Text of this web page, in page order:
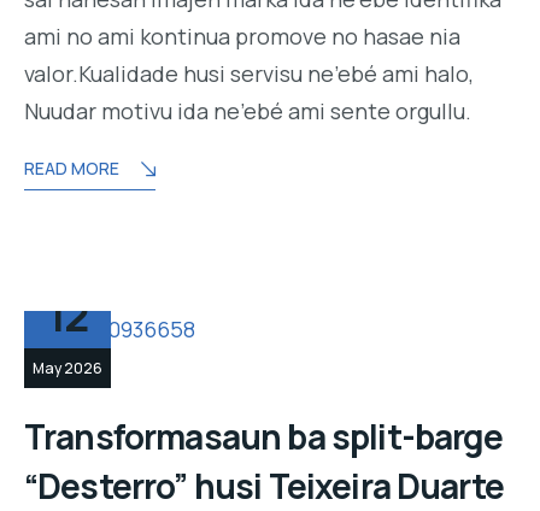
ami no ami kontinua promove no hasae nia
valor.Kualidade husi servisu ne’ebé ami halo,
Nuudar motivu ida ne’ebé ami sente orgullu.
READ MORE
12
May 2026
Transformasaun ba split-barge
“Desterro” husi Teixeira Duarte